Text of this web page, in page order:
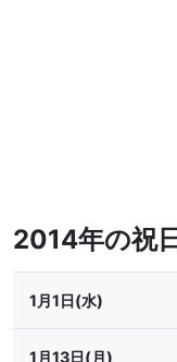
2014年の祝日
1月1日(水)
1月13日(月)